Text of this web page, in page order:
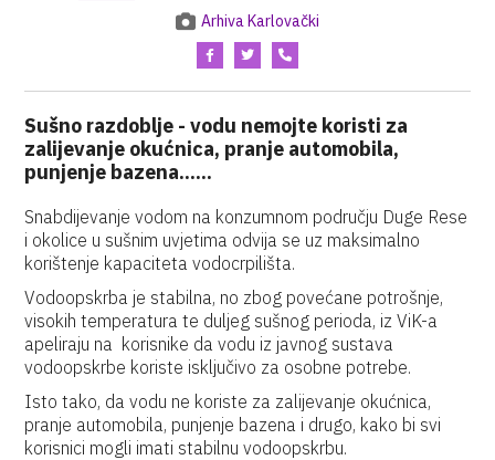
Arhiva Karlovački
Sušno razdoblje - vodu nemojte koristi za
zalijevanje okućnica, pranje automobila,
punjenje bazena......
Snabdijevanje vodom na konzumnom području Duge Rese
i okolice u sušnim uvjetima odvija se uz maksimalno
korištenje kapaciteta vodocrpilišta.
Vodoopskrba je stabilna, no zbog povećane potrošnje,
visokih temperatura te duljeg sušnog perioda, iz ViK-a
apeliraju na korisnike da vodu iz javnog sustava
vodoopskrbe koriste isključivo za osobne potrebe.
Isto tako, da vodu ne koriste za zalijevanje okućnica,
pranje automobila, punjenje bazena i drugo, kako bi svi
korisnici mogli imati stabilnu vodoopskrbu.